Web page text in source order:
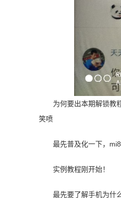
为何要出本期解锁教
笑喷
最先普及化一下，
实例教程刚开始！
最先要了解手机为什